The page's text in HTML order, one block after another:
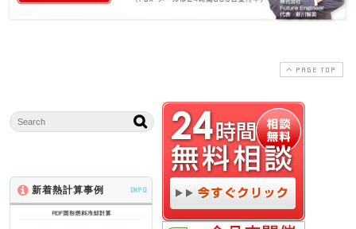
PAGE TOP
新着熱計算事例 INFO